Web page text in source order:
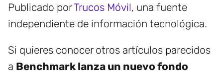
Publicado porTrucos Móvil, una fuente
independiente de información tecnológica.
Si quieres conocer otros artículos parecidos
a Benchmark lanza un nuevo fondo